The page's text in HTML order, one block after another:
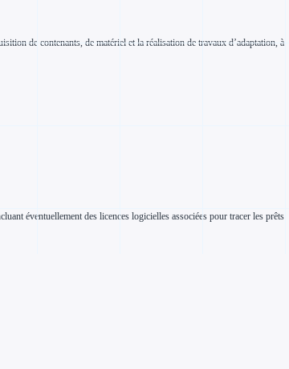
de contenants, de matériel et la réalisation de travaux d’adaptation, à
éventuellement des licences logicielles associées pour tracer les prêts